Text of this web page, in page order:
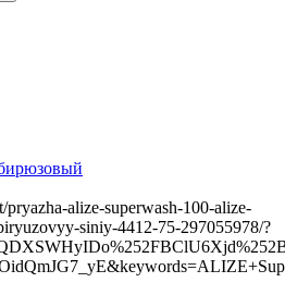
alize-superwash-100-alize-
siniy-4412-75-297055978/?